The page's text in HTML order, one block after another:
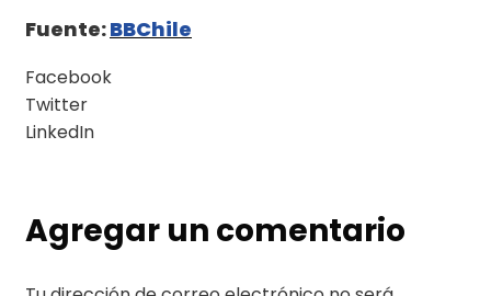
Fuente:BBChile
Facebook
Twitter
LinkedIn
Agregar un comentario